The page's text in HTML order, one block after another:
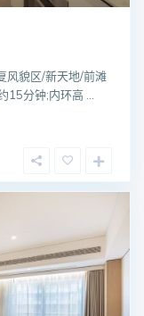
风貌区/新天地/前滩
15分钟;内环高 ...